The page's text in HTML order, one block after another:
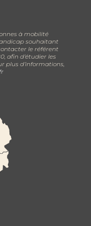
à mobilité
souhaitant
le référent
afin d’étudier les
plus d’informations,